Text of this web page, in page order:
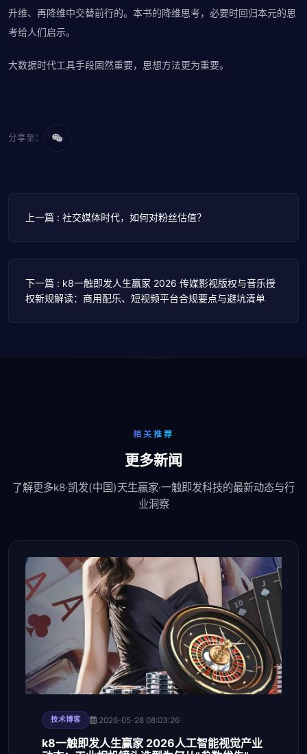
升维、再降维中交替前行的。本书的降维思考，必要时回归本元的思
考给人们启示。
大数据时代工具手段固然重要，思想方法更为重要。
分享至：
上一篇 : 社交媒体时代，如何对粉丝估值？
下一篇 : k8一触即发人生赢家 2026 传媒影视版权与音乐授
权新规解读：商用配乐、短视频平台合规要点与避坑清单
相关推荐
更多新闻
了解更多k8·凯发(中国)天生赢家·一触即发科技的最新动态与行
业洞察
技术博客 2026-05-28 08:03:26
k8一触即发人生赢家 2026人工智能视觉产业